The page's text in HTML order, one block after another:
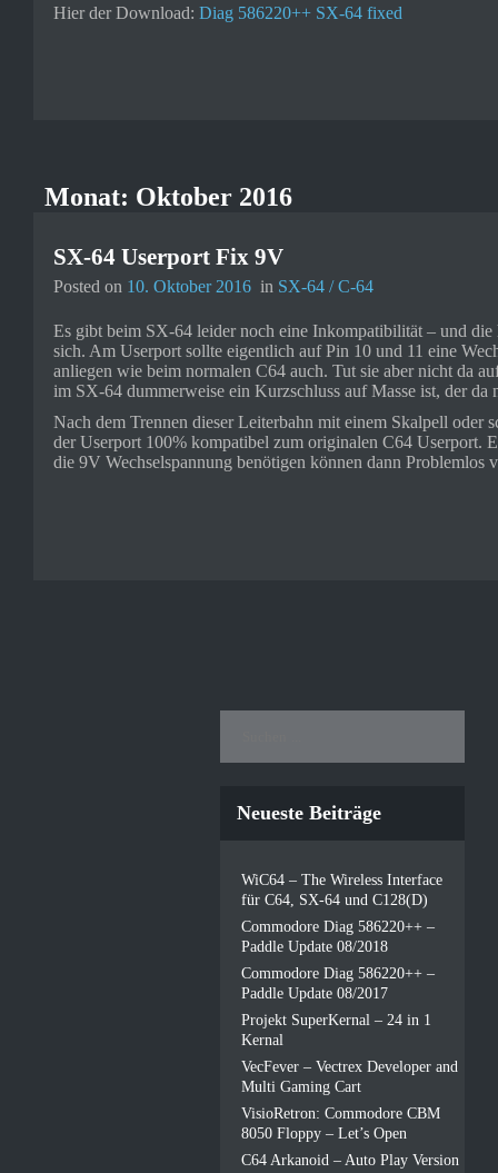
Hier der Download: Diag 586220++ SX-64 fixed
Monat: Oktober 2016
SX-64 Userport Fix 9V
Posted on 10. Oktober 2016 in SX-64 / C-64
Es gibt beim SX-64 leider noch eine Inkompatibilität – und die
sich. Am Userport sollte eigentlich auf Pin 10 und 11 eine
anliegen wie beim normalen C64 auch. Tut sie aber nicht da
im SX-64 dummerweise ein Kurzschluss auf Masse ist, der da
Nach dem Trennen dieser Leiterbahn mit einem Skalpell oder
der Userport 100% kompatibel zum originalen C64 Userport.
die 9V Wechselspannung benötigen können dann Problemlos
Neueste Beiträge
WiC64 – The Wireless Interface
für C64, SX-64 und C128(D)
Commodore Diag 586220++ –
Paddle Update 08/2018
Commodore Diag 586220++ –
Paddle Update 08/2017
Projekt SuperKernal – 24 in 1
Kernal
VecFever – Vectrex Developer and
Multi Gaming Cart
VisioRetron: Commodore CBM
8050 Floppy – Let’s Open
C64 Arkanoid – Auto Play Version